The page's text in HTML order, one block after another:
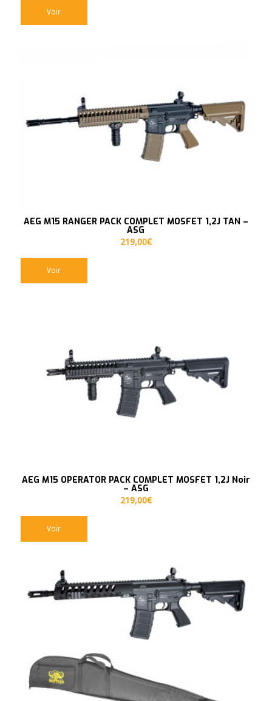
Voir
AEG M15 RANGER PACK COMPLET MOSFET 1,2J TAN –
ASG
219,00€
Voir
AEG M15 OPERATOR PACK COMPLET MOSFET 1,2J Noir
– ASG
219,00€
Voir